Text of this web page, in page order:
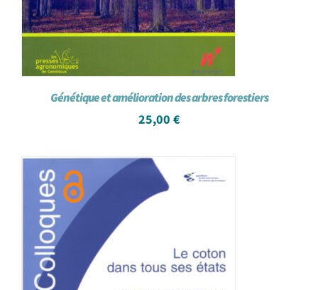
Génétique et amélioration des arbres forestiers
25,00 €